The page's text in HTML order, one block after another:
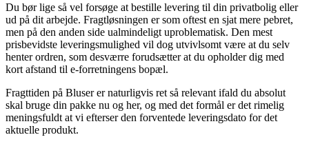
Du bør lige så vel forsøge at bestille levering til din privatbolig eller
ud på dit arbejde. Fragtløsningen er som oftest en sjat mere pebret,
men på den anden side ualmindeligt uproblematisk. Den mest
prisbevidste leveringsmulighed vil dog utvivlsomt være at du selv
henter ordren, som desværre forudsætter at du opholder dig med
kort afstand til e-forretningens bopæl.
Fragttiden på Bluser er naturligvis ret så relevant ifald du absolut
skal bruge din pakke nu og her, og med det formål er det rimelig
meningsfuldt at vi efterser den forventede leveringsdato for det
aktuelle produkt.